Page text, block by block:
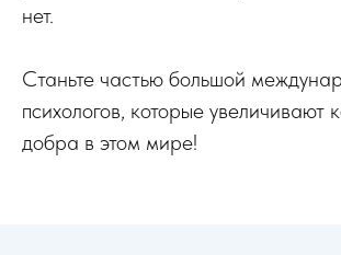
нет.
Станьте частью большой
психологов, которые увеличивают
добра в этом мире!